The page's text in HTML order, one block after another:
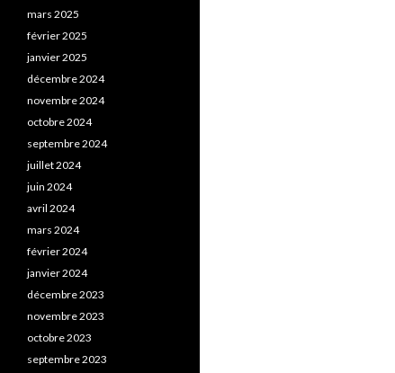
mars 2025
février 2025
janvier 2025
décembre 2024
novembre 2024
octobre 2024
septembre 2024
juillet 2024
juin 2024
avril 2024
mars 2024
février 2024
janvier 2024
décembre 2023
novembre 2023
octobre 2023
septembre 2023